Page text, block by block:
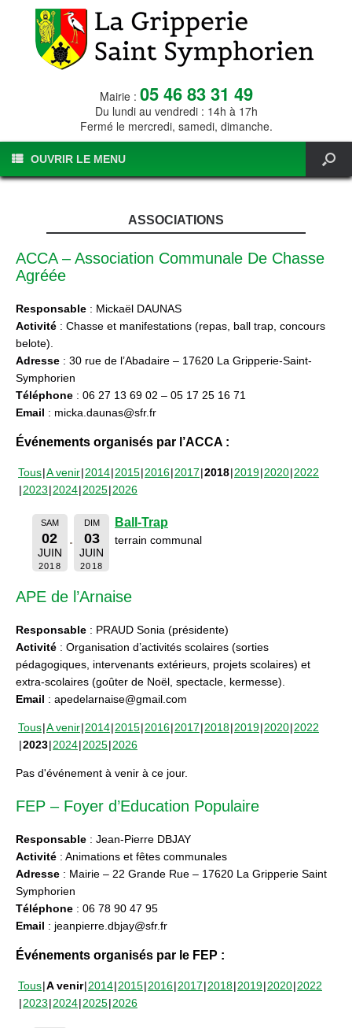
Mairie : 05 46 83 31 49
Du lundi au vendredi : 14h à 17h
Fermé le mercredi, samedi, dimanche.
OUVRIR LE MENU
ASSOCIATIONS
ACCA – Association Communale De Chasse
Agréée
Responsable : Mickaël DAUNAS
Activité : Chasse et manifestations (repas, ball trap, concours
belote).
Adresse : 30 rue de l’Abadaire – 17620 La Gripperie-Saint-
Symphorien
Téléphone : 06 27 13 69 02 – 05 17 25 16 71
Email : micka.daunas@sfr.fr
Événements organisés par l’ACCA :
Tous A venir 2014 2015 2016 2017 2018 2019 2020 2022
2023 2024 2025 2026
SAM
02
JUIN
2018
DIM
03
JUIN
2018
Ball-Trap
terrain communal
APE de l’Arnaise
Responsable : PRAUD Sonia (présidente)
Activité : Organisation d’activités scolaires (sorties
pédagogiques, intervenants extérieurs, projets scolaires) et
extra-scolaires (goûter de Noël, spectacle, kermesse).
Email : apedelarnaise@gmail.com
Tous A venir 2014 2015 2016 2017 2018 2019 2020 2022
2023 2024 2025 2026
Pas d'événement à venir à ce jour.
FEP – Foyer d’Education Populaire
Responsable : Jean-Pierre DBJAY
Activité : Animations et fêtes communales
Adresse : Mairie – 22 Grande Rue – 17620 La Gripperie Saint
Symphorien
Téléphone : 06 78 90 47 95
Email : jeanpierre.dbjay@sfr.fr
Événements organisés par le FEP :
Tous A venir 2014 2015 2016 2017 2018 2019 2020 2022
2023 2024 2025 2026